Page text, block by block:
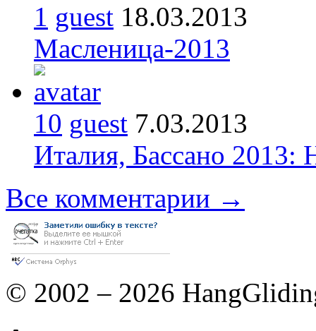
1 guest 18.03.2013
Масленица-2013
10 guest 7.03.2013
Италия, Бассано 2013:
Все комментарии →
© 2002 – 2026